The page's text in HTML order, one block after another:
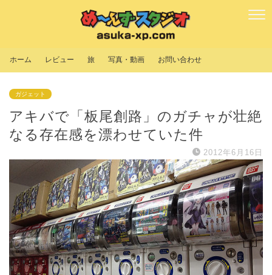
ホーム レビュー 旅 写真・動画 お問い合わせ
ガジェット
アキバで「板尾創路」のガチャが壮絶
なる存在感を漂わせていた件
2012年6月16日